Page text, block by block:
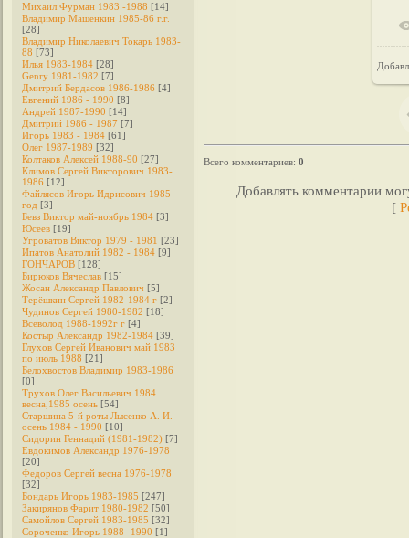
Михаил Фурман 1983 -1988 [14]
Владимир Машенкин 1985-86 г.г.
[28]
Владимир Николаевич Токарь 1983-
88 [73]
Илья 1983-1984 [28]
Genry 1981-1982 [7]
Дмитрий Бердасов 1986-1986 [4]
Евгений 1986 - 1990 [8]
Андрей 1987-1990 [14]
Дмитрий 1986 - 1987 [7]
Игорь 1983 - 1984 [61]
Олег 1987-1989 [32]
Колтаков Алексей 1988-90 [27]
Климов Сергей Викторович 1983-
1986 [12]
Файлясов Игорь Идрисович 1985
год [3]
Бевз Виктор май-ноябрь 1984 [3]
Юсеев [19]
Угроватов Виктор 1979 - 1981 [23]
Ипатов Анатолий 1982 - 1984 [9]
ГОНЧАРОВ [128]
Бирюков Вячеслав [15]
Жосан Александр Павлович [5]
Терёшкин Сергей 1982-1984 г [2]
Чудинов Сергей 1980-1982 [18]
Всеволод 1988-1992г г [4]
Костыр Александр 1982-1984 [39]
Глухов Сергей Иванович май 1983
по июль 1988 [21]
Белохвостов Владимир 1983-1986
[0]
Трухов Олег Васильевич 1984
весна,1985 осень [54]
Старшина 5-й роты Лысенко А. И.
осень 1984 - 1990 [10]
Сидорин Геннадий (1981-1982) [7]
Евдокимов Александр 1976-1978
[20]
Федоров Cергей весна 1976-1978
[32]
Бондарь Игорь 1983-1985 [247]
Закирянов Фарит 1980-1982 [50]
Самойлов Сергей 1983-1985 [32]
Сороченко Игорь 1988 -1990 [1]
Всего комментариев: 0
Добавлять комментарии
[